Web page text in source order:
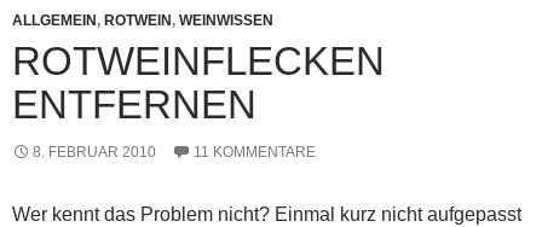
ALLGEMEIN , ROTWEIN , WEINWISSEN
ROTWEINFLECKEN
ENTFERNEN
8. FEBRUAR 2010 11 KOMMENTARE
Wer kennt das Problem nicht? Einmal kurz nicht aufgepasst